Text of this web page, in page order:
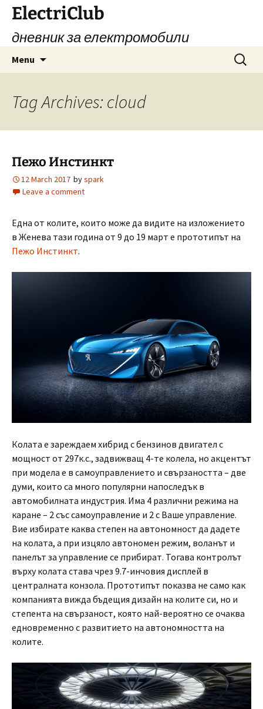
Skip
content
ElectriClub
дневник за електромобили
Menu
Search
for:
Tag Archives: cloud
Пежо Инстинкт
12 March 2017 byspark
Leave a comment
Една от колите, които може да видите на изложението
в Женева тази година от 9 до 19 март е прототипът на
Пежо Инстинкт.
Колата е зареждаем хибрид с бензинов двигател с
мощност от 297к.с., задвижващ 4-те колела, но акцентът
при модела е в самоуправлението и свързаността – две
думи, които са много популярни напоследък в
автомобилната индустрия. Има 4 различни режима на
каране – 2 със самоуправление и 2 с Ваше управление.
Вие избирате каква степен на автономност да дадете
на колата, а при изцяло автономен режим, воланът и
панелът за управление се прибират. Тогава контролът
върху колата става чрез 9.7-инчовия дисплей в
централната конзола. Прототипът показва не само как
компанията вижда бъдещия дизайн на колите си, но и
степента на свързаност, която най-вероятно се очаква
едновременно с развитието на автономността на
колите.